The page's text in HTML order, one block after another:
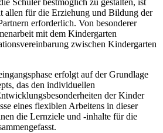
Schüler bestmöglich zu gestalten, ist
allen für die Erziehung und Bildung der
erforderlich. Von besonderer
mit dem Kindergarten
zwischen Kindergarten
erfolgt auf der Grundlage
das den individuellen
der Kinder
eines flexiblen Arbeitens in dieser
die Lernziele und -inhalte für die